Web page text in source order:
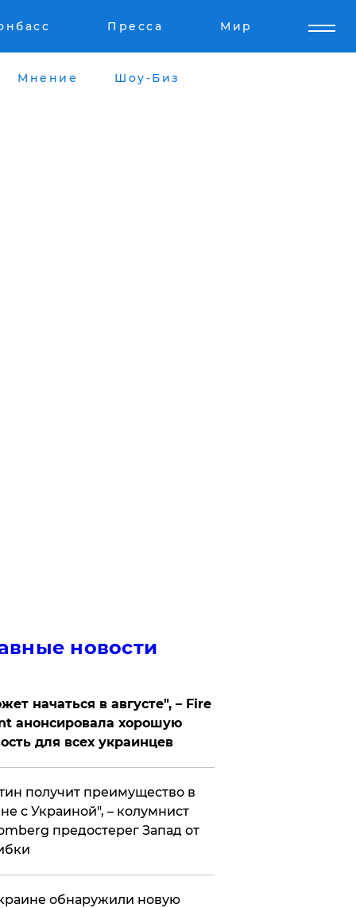
Пресса Мир
Мнение Шоу-Биз
новости
начаться в августе", – Fire
анонсировала хорошую
для всех украинцев
получит преимущество в
с Украиной", – колумнист
предостерег Запад от
обнаружили новую